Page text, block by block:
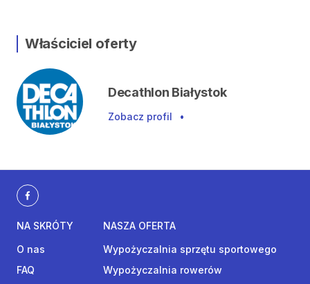
Właściciel oferty
Decathlon Białystok
Zobacz profil •
NA SKRÓTY
O nas
FAQ
NASZA OFERTA
Wypożyczalnia sprzętu sportowego
Wypożyczalnia rowerów